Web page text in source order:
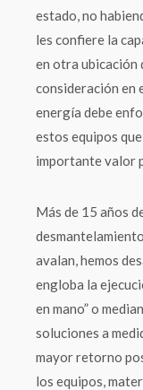
estado, no
les confiere la
en otra ubicación
consideración en
energía debe
estos equipos
importante valor
Más de 15 años
avalan, hemos
engloba la
en mano” o
soluciones a
mayor retorno
los equipos,